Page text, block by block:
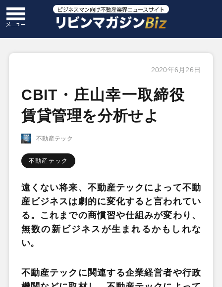
2020年6月26日
CBIT・庄山幸一取締役
賃貸管理を分析せよ
不動産テック
不動産テック
遠くない将来、不動産テックによって不動
産ビジネスは劇的に変化すると言われてい
る。これまでの商慣習や仕組みが変わり、
無数の新ビジネスが生まれるかもしれな
い。
不動産テックに関連する企業経営者や行政